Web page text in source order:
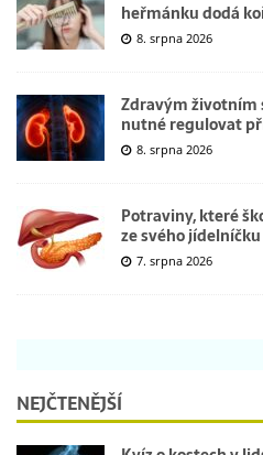
heřmánku dodá
8. srpna 2026
Zdravým životním
nutné regulovat
8. srpna 2026
Potraviny, které
ze svého jídelníčku
7. srpna 2026
NEJČTENĚJŠÍ